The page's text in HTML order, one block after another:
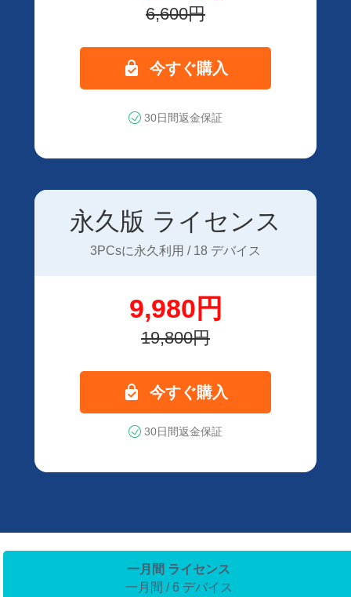
6,600円
今すぐ購入
30日間返金保証
永久版 ライセンス
3PCsに永久利用 / 18 デバイス
9,980円
19,800円
今すぐ購入
30日間返金保証
一月間 ライセンス
一月間 / 6 デバイス